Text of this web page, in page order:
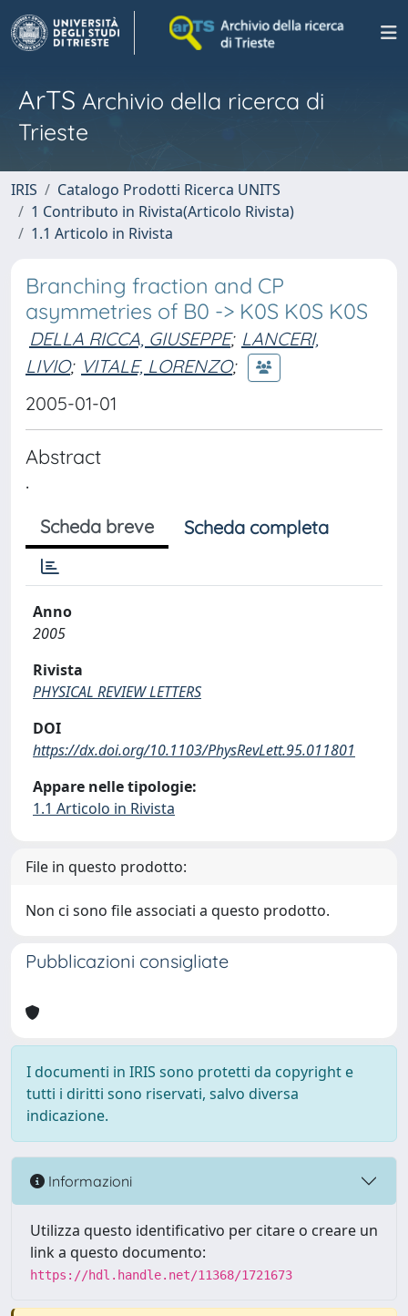
ArTS Archivio della ricerca di
Trieste
IRIS
Catalogo Prodotti Ricerca UNITS
1 Contributo in Rivista(Articolo Rivista)
1.1 Articolo in Rivista
Branching fraction and CP
asymmetries of B0 -> K0S K0S K0S
DELLA RICCA, GIUSEPPE; LANCERI,
LIVIO; VITALE, LORENZO;
2005-01-01
Abstract
.
Scheda breve Scheda completa
Anno
2005
Rivista
PHYSICAL REVIEW LETTERS
DOI
https://dx.doi.org/10.1103/PhysRevLett.95.011801
Appare nelle tipologie:
1.1 Articolo in Rivista
File in questo prodotto:
Non ci sono file associati a questo prodotto.
Pubblicazioni consigliate
I documenti in IRIS sono protetti da copyright e
tutti i diritti sono riservati, salvo diversa
indicazione.
Informazioni
Utilizza questo identificativo per citare o creare un
link a questo documento:
https://hdl.handle.net/11368/1721673